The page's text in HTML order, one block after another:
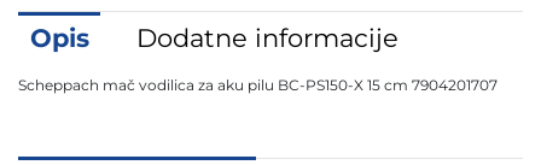
Opis Dodatne informacije
Scheppach mač vodilica za aku pilu BC-PS150-X 15 cm 7904201707